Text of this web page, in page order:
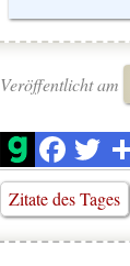
Veröffentlicht am
Zitate des Tages